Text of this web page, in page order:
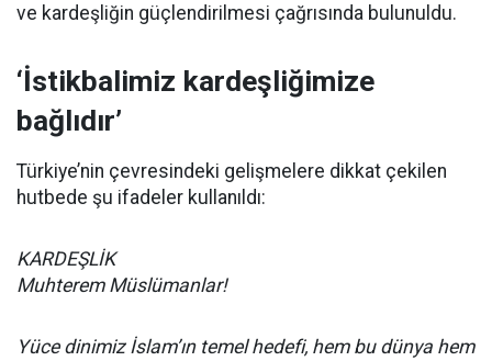
ve kardeşliğin güçlendirilmesi çağrısında bulunuldu.
‘İstikbalimiz kardeşliğimize
bağlıdır’
Türkiye’nin çevresindeki gelişmelere dikkat çekilen
hutbede şu ifadeler kullanıldı:
KARDEŞLİK
Muhterem Müslümanlar!
Yüce dinimiz İslam’ın temel hedefi, hem bu dünya hem